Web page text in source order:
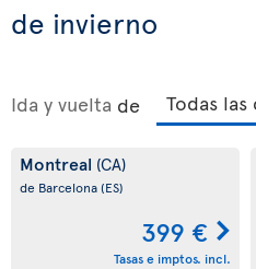
de invierno
Ida y vuelta de
Montreal (CA)
de Barcelona(ES)
399 €
Tasas e imptos. incl.